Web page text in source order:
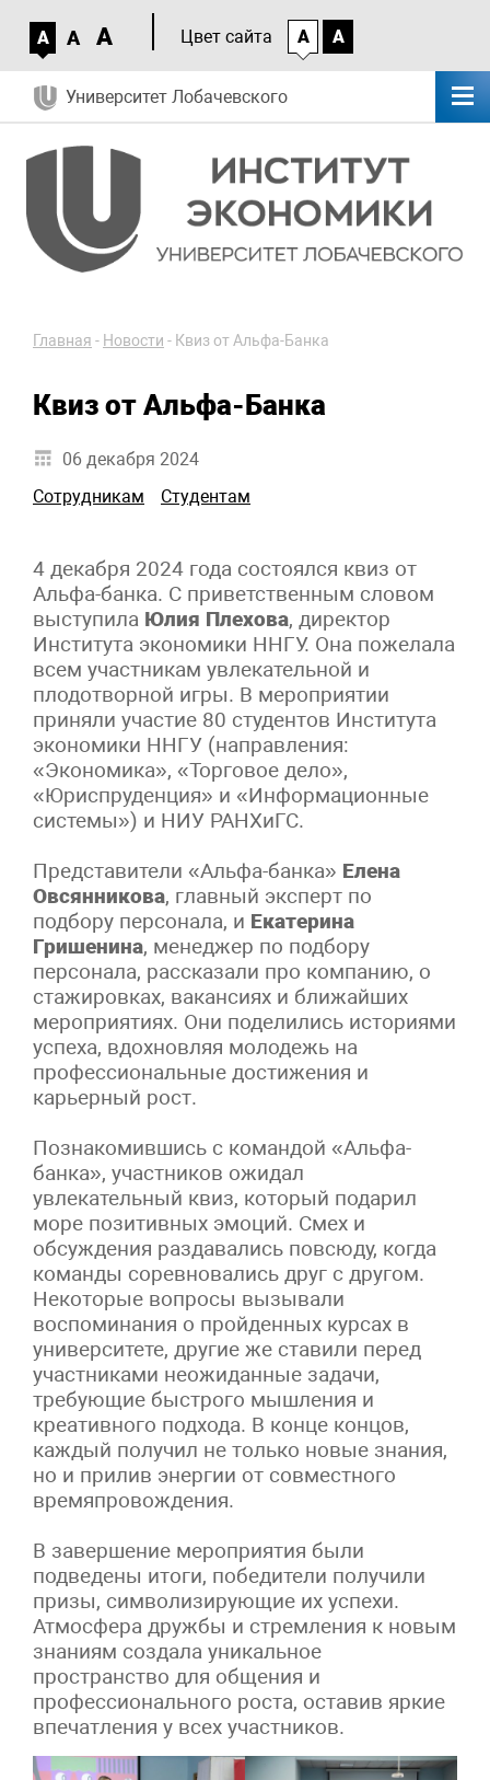
A A A Цвет сайта A A
Университет Лобачевского
Главная - Новости - Квиз от Альфа-Банка
Квиз от Альфа-Банка
06 декабря 2024
Сотрудникам
Студентам
4 декабря 2024 года состоялся квиз от
Альфа-банка. С приветственным словом
выступила Юлия Плехова, директор
Института экономики ННГУ. Она пожелала
всем участникам увлекательной и
плодотворной игры. В мероприятии
приняли участие 80 студентов Института
экономики ННГУ (направления:
«Экономика», «Торговое дело»,
«Юриспруденция» и «Информационные
системы») и НИУ РАНХиГС.
Представители «Альфа-банка» Елена
Овсянникова, главный эксперт по
подбору персонала, и Екатерина
Гришенина, менеджер по подбору
персонала, рассказали про компанию, о
стажировках, вакансиях и ближайших
мероприятиях. Они поделились историями
успеха, вдохновляя молодежь на
профессиональные достижения и
карьерный рост.
Познакомившись с командой «Альфа-
банка», участников ожидал
увлекательный квиз, который подарил
море позитивных эмоций. Смех и
обсуждения раздавались повсюду, когда
команды соревновались друг с другом.
Некоторые вопросы вызывали
воспоминания о пройденных курсах в
университете, другие же ставили перед
участниками неожиданные задачи,
требующие быстрого мышления и
креативного подхода. В конце концов,
каждый получил не только новые знания,
но и прилив энергии от совместного
времяпровождения.
В завершение мероприятия были
подведены итоги, победители получили
призы, символизирующие их успехи.
Атмосфера дружбы и стремления к новым
знаниям создала уникальное
пространство для общения и
профессионального роста, оставив яркие
впечатления у всех участников.